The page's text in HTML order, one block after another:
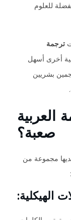
للعلوم
ترجمة
أخرى أسهل
بشريين
العربية
صعبة؟
مجموعة من
الهيكلية: